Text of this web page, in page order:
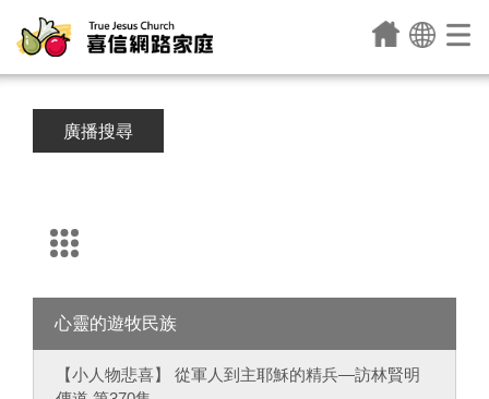
廣播搜尋
心靈的遊牧民族
【小人物悲喜】 從軍人到主耶穌的精兵—訪林賢明